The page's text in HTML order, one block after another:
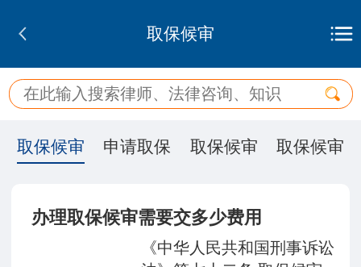
取保候审
取保候审 申请取保 取保候审 取保候审
办理取保候审需要交多少费用
《中华人民共和国刑事诉讼